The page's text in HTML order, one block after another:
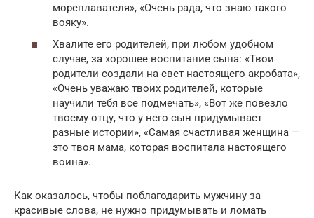
мореплавателя», «Очень рада, что знаю такого
вояку».
Хвалите его родителей, при любом удобном
случае, за хорошее воспитание сына: «Твои
родители создали на свет настоящего акробата»,
«Очень уважаю твоих родителей, которые
научили тебя все подмечать», «Вот же повезло
твоему отцу, что у него сын придумывает
разные истории», «Самая счастливая женщина —
это твоя мама, которая воспитала настоящего
воина».
Как оказалось, чтобы поблагодарить мужчину за
красивые слова, не нужно придумывать и ломать